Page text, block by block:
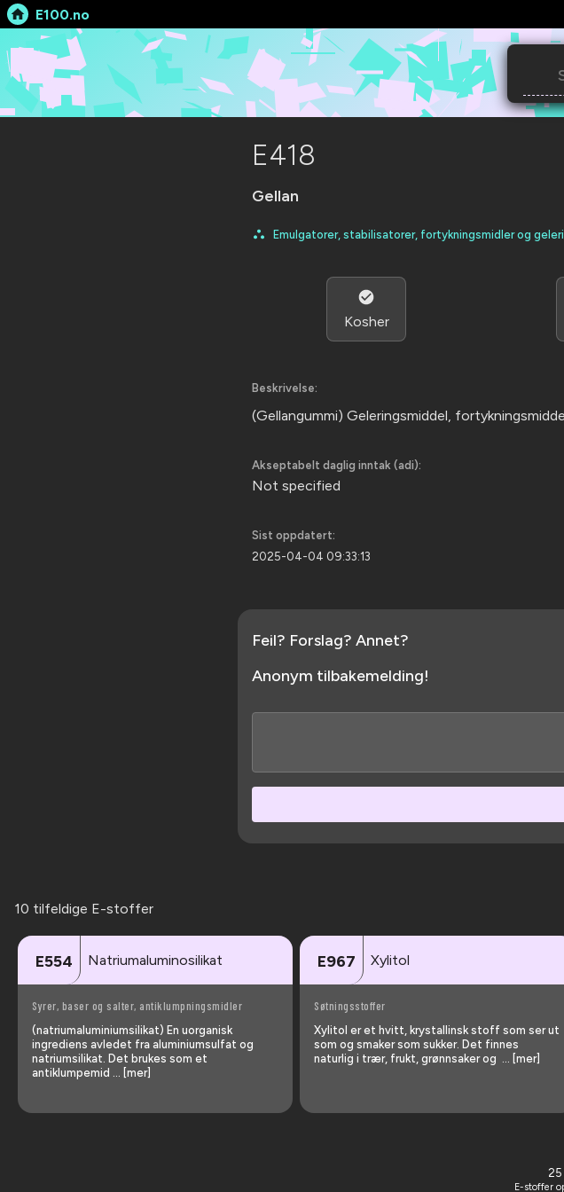
E100.no
E418
Gellan
Emulgatorer, stabilisatorer, fortykningsmidler og
Kosher
Beskrivelse:
(Gellangummi) Geleringsmiddel,
Akseptabelt daglig inntak (adi):
Not specified
Sist oppdatert:
2025-04-04 09:33:13
Feil? Forslag? Annet?
Anonym tilbakemelding!
10 tilfeldige E-stoffer
E554 Natriumaluminosilikat
Syrer, baser og salter, antiklumpningsmidler
(natriumaluminiumsilikat) En uorganisk
ingrediens avledet fra aluminiumsulfat og
natriumsilikat. Det brukes som et
antiklumpemid … [mer]
E967 Xylitol
Søtningsstoffer
Xylitol er et hvitt, krystallinsk stoff som ser ut
som og smaker som sukker. Det finnes
naturlig i trær, frukt, grønnsaker og … [mer]
25
E-stoffer